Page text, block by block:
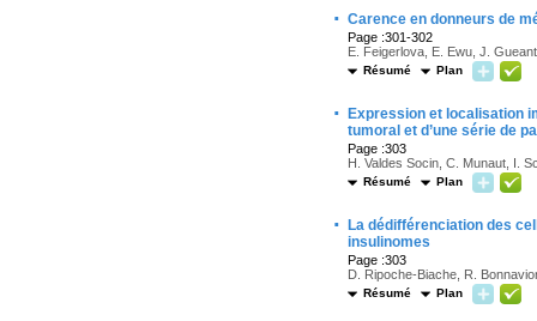
· Carence en donneurs de
Page :301-302
E. Feigerlova, E. Ewu, J.
Résumé Plan
·
Expression et localisation
tumoral et d’une série de
Page :303
H. Valdes Socin, C. Munaut, I.
Résumé Plan
·
La dédifférenciation des
insulinomes
Page :303
D. Ripoche-Biache, R.
Résumé Plan